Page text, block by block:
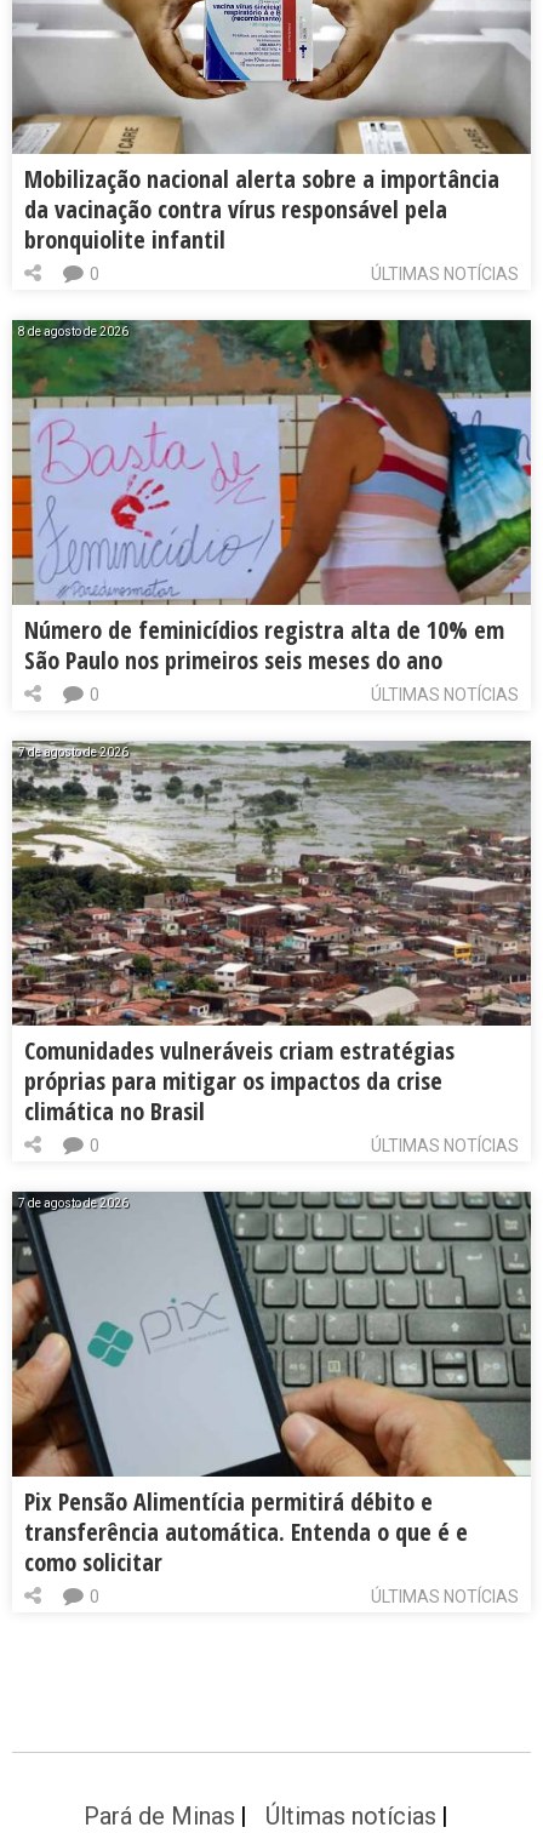
Mobilização nacional alerta sobre a importância
da vacinação contra vírus responsável pela
bronquiolite infantil
ÚLTIMAS NOTÍCIAS
0
8 de agosto de 2026
Número de feminicídios registra alta de 10% em
São Paulo nos primeiros seis meses do ano
ÚLTIMAS NOTÍCIAS
0
7 de agosto de 2026
Comunidades vulneráveis criam estratégias
próprias para mitigar os impactos da crise
climática no Brasil
ÚLTIMAS NOTÍCIAS
0
7 de agosto de 2026
Pix Pensão Alimentícia permitirá débito e
transferência automática. Entenda o que é e
como solicitar
ÚLTIMAS NOTÍCIAS
0
Pará de Minas
Últimas notícias